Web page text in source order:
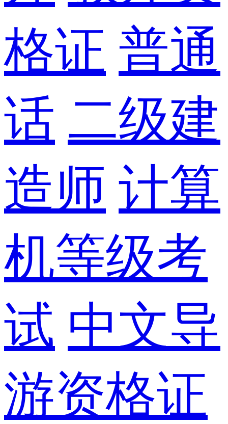
格证 普通
话 二级建
造师 计算
机等级考
试 中文导
游资格证